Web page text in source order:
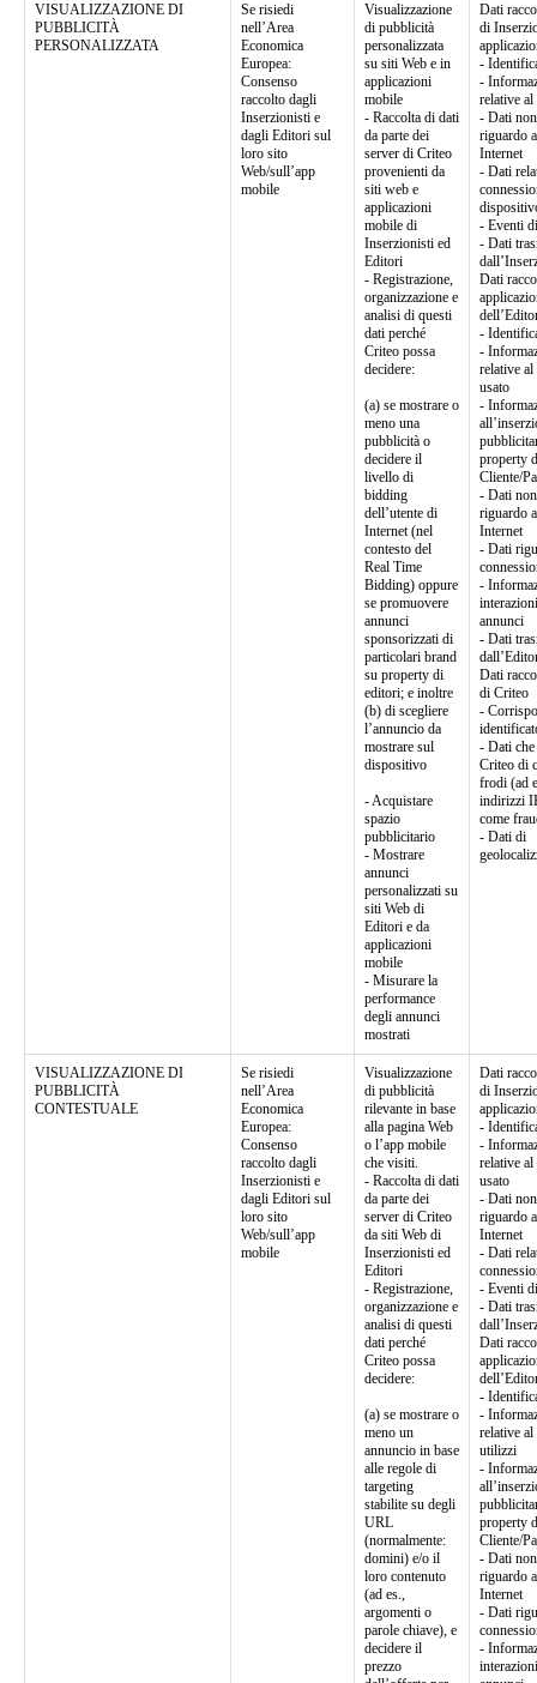
VISUALIZZAZIONE DI
PUBBLICITÀ
PERSONALIZZATA
Se risiedi
nell’Area
Economica
Europea:
Consenso
raccolto dagli
Inserzionisti e
dagli Editori sul
loro sito
Web/sull’app
mobile
Visualizzazione
di pubblicità
personalizzata
su siti Web e in
applicazioni
mobile
- Raccolta di dati
da parte dei
server di Criteo
provenienti da
siti web e
applicazioni
mobile di
Inserzionisti ed
Editori
- Registrazione,
organizzazione e
analisi di questi
dati perché
Criteo possa
decidere:
(a) se mostrare o
meno una
pubblicità o
decidere il
livello di
bidding
dell’utente di
Internet (nel
contesto del
Real Time
Bidding) oppure
se promuovere
annunci
sponsorizzati di
particolari brand
su property di
editori; e inoltre
(b) di scegliere
l’annuncio da
mostrare sul
dispositivo
- Acquistare
spazio
pubblicitario
- Mostrare
annunci
personalizzati su
siti Web di
Editori e da
applicazioni
mobile
- Misurare la
performance
degli annunci
mostrati
Dati
di
-
-
relative
- Dati
riguardo
Internet
- Dati
- Eventi
- Dati
Dati
-
-
relative
usato
-
property
Cliente/
- Dati
riguardo
Internet
- Dati
-
annunci
- Dati
Dati
di Criteo
-
- Dati che
Criteo di
frodi (ad
indirizzi
come
- Dati di
VISUALIZZAZIONE DI
PUBBLICITÀ
CONTESTUALE
Se risiedi
nell’Area
Economica
Europea:
Consenso
raccolto dagli
Inserzionisti e
dagli Editori sul
loro sito
Web/sull’app
mobile
Visualizzazione
di pubblicità
rilevante in base
alla pagina Web
o l’app mobile
che visiti.
- Raccolta di dati
da parte dei
server di Criteo
da siti Web di
Inserzionisti ed
Editori
- Registrazione,
organizzazione e
analisi di questi
dati perché
Criteo possa
decidere:
(a) se mostrare o
meno un
annuncio in base
alle regole di
targeting
stabilite su degli
URL
(normalmente:
domini) e/o il
loro contenuto
(ad es.,
argomenti o
parole chiave), e
decidere il
prezzo
Dati
di
-
-
relative
usato
- Dati
riguardo
Internet
- Dati
- Eventi
- Dati
Dati
-
-
relative
utilizzi
-
property
Cliente/
- Dati
riguardo
Internet
- Dati
-